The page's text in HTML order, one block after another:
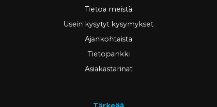
Tietoa meistä
Usein kysytyt kysymykset
Ajankohtaista
Tietopankki
Asiakastarinat